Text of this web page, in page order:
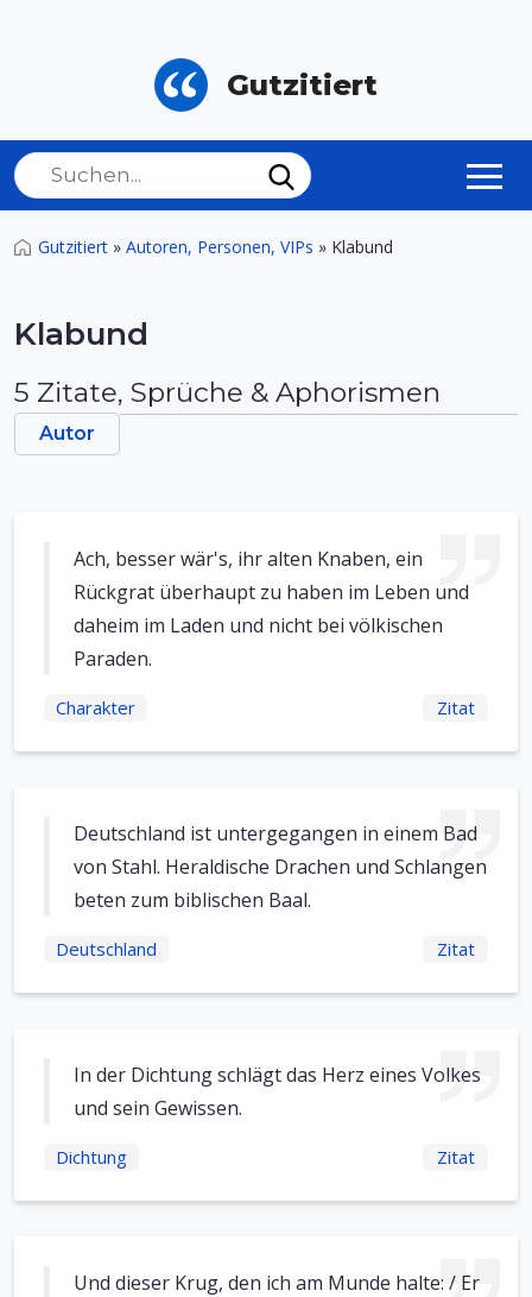
Gutzitiert
Gutzitiert » Autoren, Personen, VIPs » Klabund
Klabund
5 Zitate, Sprüche & Aphorismen
Autor
Ach, besser wär's, ihr alten Knaben, ein
Rückgrat überhaupt zu haben im Leben und
daheim im Laden und nicht bei völkischen
Paraden.
Charakter Zitat
Deutschland ist untergegangen in einem Bad
von Stahl. Heraldische Drachen und Schlangen
beten zum biblischen Baal.
Deutschland Zitat
In der Dichtung schlägt das Herz eines Volkes
und sein Gewissen.
Dichtung Zitat
Und dieser Krug, den ich am Munde halte: / Er